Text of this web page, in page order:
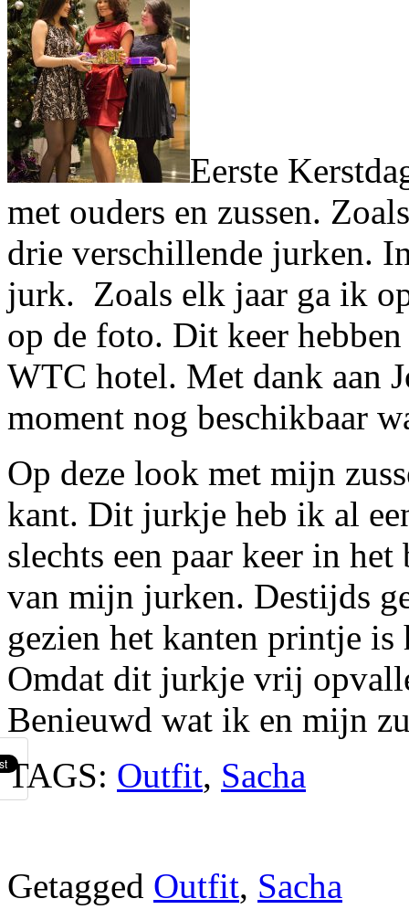
Eerste
met ouders en zussen.
drie verschillende jurken.
jurk. Zoals elk jaar ga ik
op de foto. Dit keer
WTC hotel. Met dank aan
moment nog beschikbaar
Op deze look met mijn
kant. Dit jurkje heb ik al
slechts een paar keer in het
van mijn jurken. Destijds
gezien het kanten printje
Omdat dit jurkje vrij
Benieuwd wat ik en mijn
TAGS: Outfit, Sacha
Getagged Outfit, Sacha